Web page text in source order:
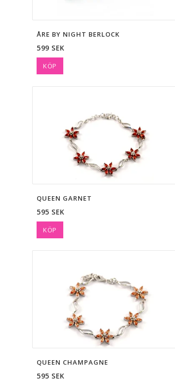
ÅRE BY NIGHT BERLOCK
599 SEK
KÖP
QUEEN GARNET
595 SEK
KÖP
QUEEN CHAMPAGNE
595 SEK